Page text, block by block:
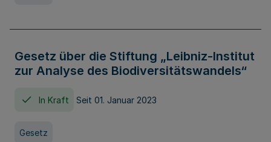
Gesetz über die Stiftung „Leibniz-Institut
zur Analyse des Biodiversitätswandels“
In Kraft Seit 01. Januar 2023
Gesetz